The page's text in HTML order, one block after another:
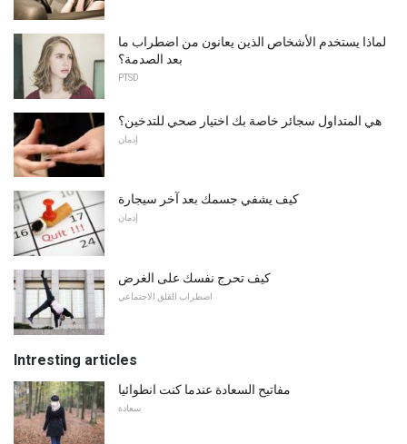
لماذا يستخدم الأشخاص الذين يعانون من اضطراب ما
بعد الصدمة؟
PTSD
هي المتداول سجائر خاصة بك اختيار صحي للتدخين؟
إدمان
كيف يشفي جسمك بعد آخر سيجارة
إدمان
كيف تحرج نفسك على الغرض
اضطراب القلق الاجتماعي
Intresting articles
مفاتيح السعادة عندما كنت انطوائيا
سعادة